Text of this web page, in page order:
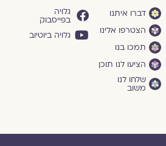
דברו איתנו
הצטרפו אלינו
תמכו בנו
הציעו לנו תוכן
שלחו לנו
משוב
גלויה
בפייסבוק
גלויה ביוטיוב